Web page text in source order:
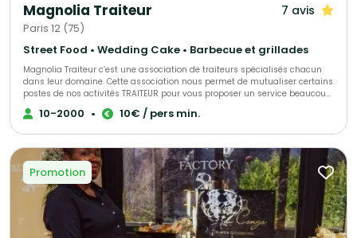
Magnolia Traiteur 7 avis
Paris 12 (75)
Street Food • Wedding Cake • Barbecue et grillades
Magnolia Traiteur c’est une association de traiteurs spécialisés chacun
dans leur domaine. Cette association nous permet de mutualiser certains
postes de nos activités TRAITEUR pour vous proposer un service beaucoup
plus performant à tous les niveaux, LES AVANTAGES pour mieux vous
servir : - Un standard commun pour une réponse immédiate à vos
nous vous enverrons. - Une qualité de produits irréprochables (consulter
les centaines d’avis de nos clients sur Magnolia Traiteur) - Les achats de
matières premières de base mutualisées pour des coûts optimisés sur
nos devis - Des frais de publicité partagés pour descendre nos charges
fixes et vous proposer les meilleurs tarifs. - Une offre plus large avec un
seul interlocuteur « Magnolia Traiteur» - Des devis complet avec grâce à
nos partenaires « complémentaires » et spécialistes de l’événementiel,
10-2000 • 10€ / pers min.
Promotion